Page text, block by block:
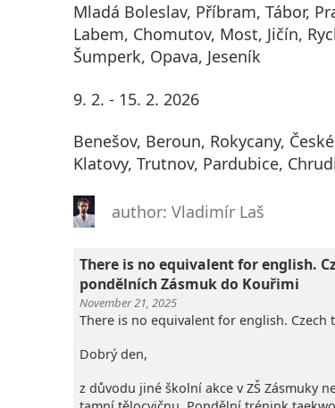
Mladá Boleslav, Příbram, Tábor,
Labem, Chomutov, Most, Jičín,
Šumperk, Opava, Jeseník
9. 2. - 15. 2. 2026
Benešov, Beroun, Rokycany,
Klatovy, Trutnov, Pardubice,
author: Vladimír Laš
There is no equivalent for english.
pondělních Zásmuk do Kouřimi
November 21, 2025
There is no equivalent for english. Czech
Dobrý den,
z důvodu jiné školní akce v ZŠ Zásmuky